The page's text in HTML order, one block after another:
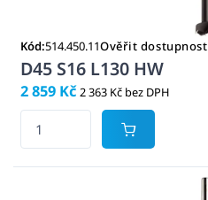
Kód:514.450.11Ověřit dostupnost
D45 S16 L130 HW
2 859 Kč 2 363 Kč bez DPH